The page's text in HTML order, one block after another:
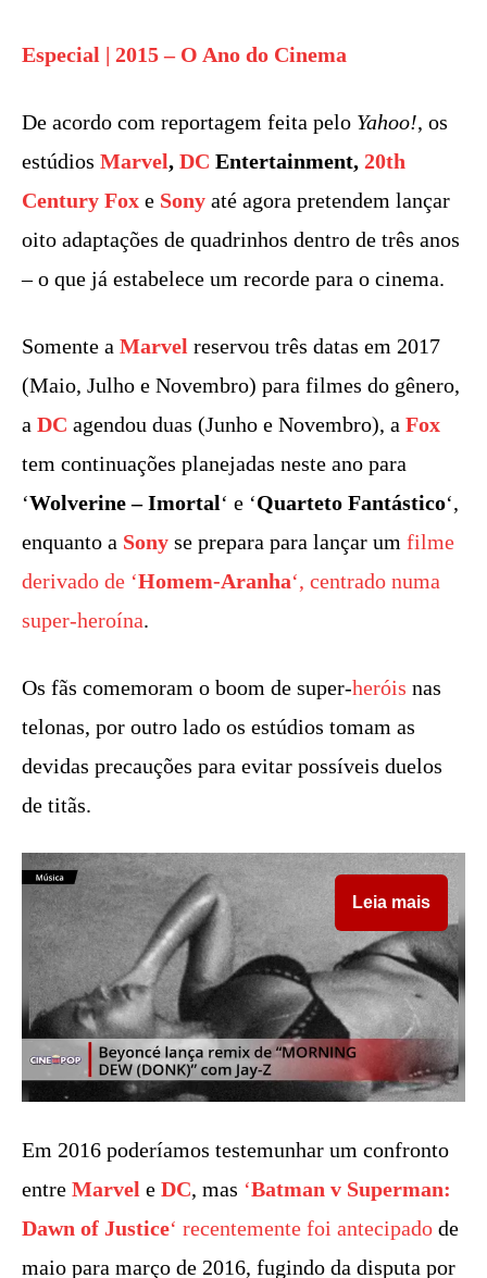
Especial | 2015 – O Ano do Cinema
De acordo com reportagem feita pelo Yahoo!, os
estúdios Marvel, DC Entertainment, 20th
Century Fox e Sony até agora pretendem lançar
oito adaptações de quadrinhos dentro de três anos
– o que já estabelece um recorde para o cinema.
Somente a Marvel reservou três datas em 2017
(Maio, Julho e Novembro) para filmes do gênero,
a DC agendou duas (Junho e Novembro), a Fox
tem continuações planejadas neste ano para
‘Wolverine – Imortal‘ e ‘Quarteto Fantástico‘,
enquanto a Sony se prepara para lançar um filme
derivado de ‘Homem-Aranha‘, centrado numa
super-heroína.
Os fãs comemoram o boom de super-heróis nas
telonas, por outro lado os estúdios tomam as
devidas precauções para evitar possíveis duelos
de titãs.
Leia mais
Em 2016 poderíamos testemunhar um confronto
entre Marvel e DC, mas ‘Batman v Superman:
Dawn of Justice‘ recentemente foi antecipado de
maio para março de 2016, fugindo da disputa por